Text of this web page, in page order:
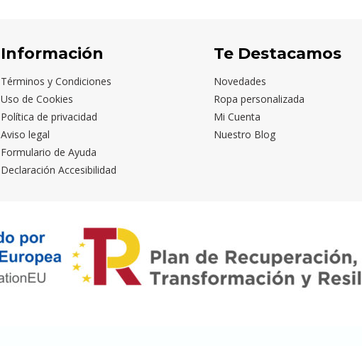
Información
Términos y Condiciones
Uso de Cookies
Política de privacidad
Aviso legal
Formulario de Ayuda
Declaración Accesibilidad
Te Destacamos
Novedades
Ropa personalizada
Mi Cuenta
Nuestro Blog